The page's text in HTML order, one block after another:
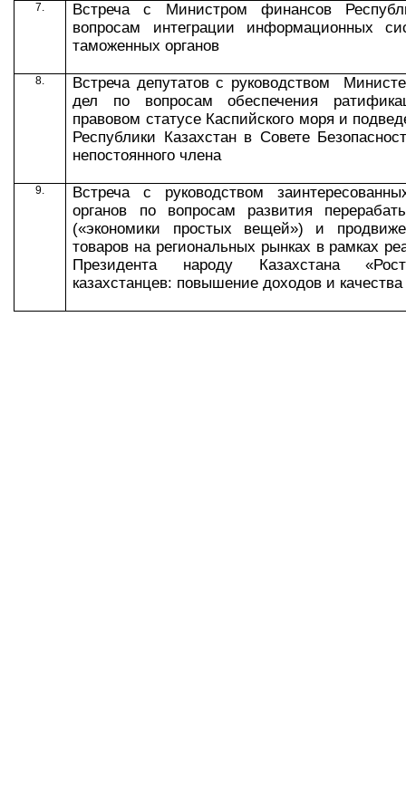
7.
Встреча с Министром финансов
вопросам интеграции информационных
таможенных органов
8.
Встреча депутатов с руководством
дел по вопросам обеспечения
правовом статусе Каспийского моря и
Республики Казахстан в Совете
непостоянного члена
9. Встреча с руководством
органов по вопросам развития
(«экономики простых вещей») и
товаров на региональных рынках в рамках
Президента народу Казахстана «Рост
казахстанцев: повышение доходов и